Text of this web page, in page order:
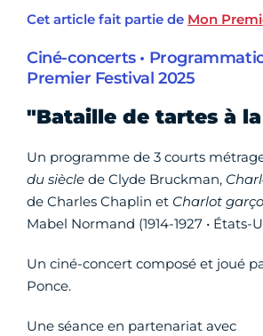
Cet article fait partie de Mon
Ciné-concerts •
Premier Festival 2025
"Bataille de tartes à
Un programme de 3 courts
du siècle de Clyde Bruckman,
de Charles Chaplin et Charlot
Mabel Normand (1914-1927 • États-
Un ciné-concert composé et joué
Ponce.
Une séance en partenariat avec